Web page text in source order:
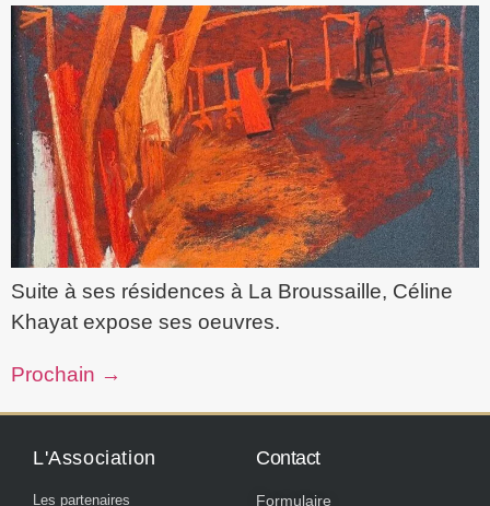
Suite à ses résidences à La Broussaille, Céline
Khayat expose ses oeuvres.
Prochain →
L'Association
Les partenaires
Contact
Formulaire